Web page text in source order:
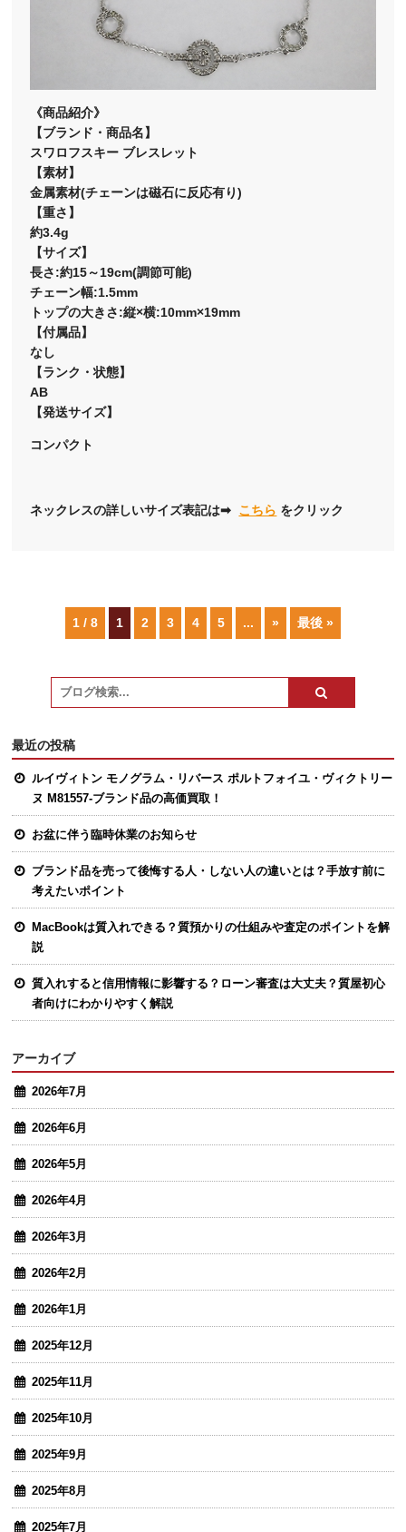
《商品紹介》
【ブランド・商品名】
スワロフスキー ブレスレット
【素材】
金属素材(チェーンは磁石に反応有り)
【重さ】
約3.4g
【サイズ】
長さ:約15～19cm(調節可能)
チェーン幅:1.5mm
トップの大きさ:縦×横:10mm×19mm
【付属品】
なし
【ランク・状態】
AB
【発送サイズ】
コンパクト
ネックレスの詳しいサイズ表記は➡ こちら をクリック
1 / 8 1 2 3 4 5 ... » 最後 »
最近の投稿
ルイヴィトン モノグラム・リバース ポルトフォイユ・ヴィクトリー
ヌ M81557-ブランド品の高価買取！
お盆に伴う臨時休業のお知らせ
ブランド品を売って後悔する人・しない人の違いとは？手放す前に
考えたいポイント
MacBookは質入れできる？質預かりの仕組みや査定のポイントを解
説
質入れすると信用情報に影響する？ローン審査は大丈夫？質屋初心
者向けにわかりやすく解説
アーカイブ
2026年7月
2026年6月
2026年5月
2026年4月
2026年3月
2026年2月
2026年1月
2025年12月
2025年11月
2025年10月
2025年9月
2025年8月
2025年7月